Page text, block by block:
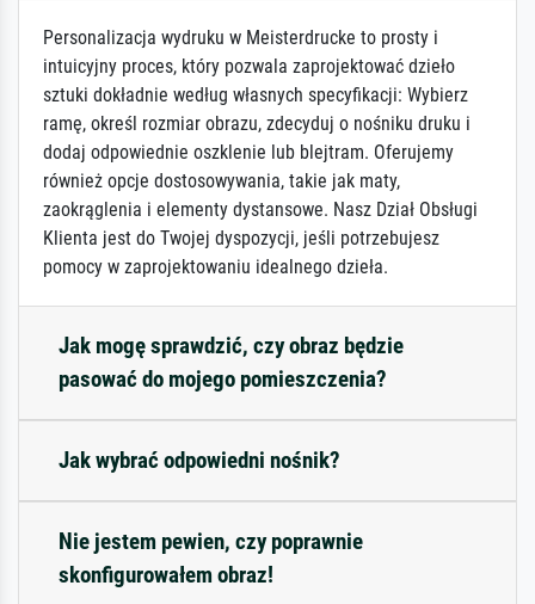
Personalizacja wydruku w Meisterdrucke to prosty i
intuicyjny proces, który pozwala zaprojektować dzieło
sztuki dokładnie według własnych specyfikacji: Wybierz
ramę, określ rozmiar obrazu, zdecyduj o nośniku druku i
dodaj odpowiednie oszklenie lub blejtram. Oferujemy
również opcje dostosowywania, takie jak maty,
zaokrąglenia i elementy dystansowe. Nasz Dział Obsługi
Klienta jest do Twojej dyspozycji, jeśli potrzebujesz
pomocy w zaprojektowaniu idealnego dzieła.
Jak mogę sprawdzić, czy obraz będzie
pasować do mojego pomieszczenia?
Jak wybrać odpowiedni nośnik?
Nie jestem pewien, czy poprawnie
skonfigurowałem obraz!